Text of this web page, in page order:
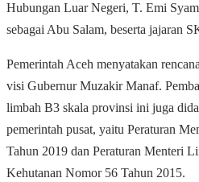
Hubungan Luar Negeri, T. Emi
sebagai Abu Salam, beserta jajaran
Pemerintah Aceh menyatakan
visi Gubernur Muzakir Manaf.
limbah B3 skala provinsi ini juga
pemerintah pusat, yaitu Peraturan
Tahun 2019 dan Peraturan Menteri
Kehutanan Nomor 56 Tahun 2015.